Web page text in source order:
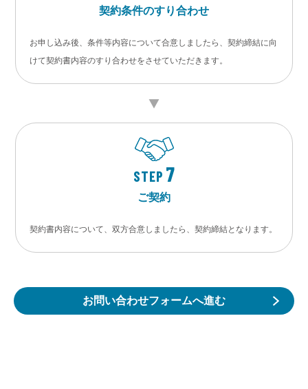
契約条件のすり合わせ
お申し込み後、条件等内容について合意しましたら、契約締結に向
けて契約書内容のすり合わせをさせていただきます。
STEP 7
ご契約
契約書内容について、双方合意しましたら、契約締結となります。
お問い合わせフォームへ進む